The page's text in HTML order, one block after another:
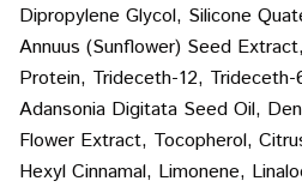
Dipropylene Glycol, Silicone
Annuus (Sunflower) Seed
Protein, Trideceth-12,
Adansonia Digitata Seed Oil,
Flower Extract, Tocopherol,
Hexyl Cinnamal, Limonene,